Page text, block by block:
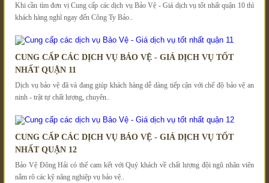
Khi cần tìm đơn vị Cung cấp các dịch vụ Bảo Vệ - Giá dịch vụ tốt nhất quận 10 thì
khách hàng nghĩ ngay đến Công Ty Bảo..
CUNG CẤP CÁC DỊCH VỤ BẢO VỆ - GIÁ DỊCH VỤ TỐT
NHẤT QUẬN 11
Dịch vụ bảo vệ đã và đang giúp khách hàng dễ dàng tiếp cận với chế độ bảo vệ an
ninh - trật tự chất lượng, chuyên..
CUNG CẤP CÁC DỊCH VỤ BẢO VỆ - GIÁ DỊCH VỤ TỐT
NHẤT QUẬN 12
Bảo Vệ Đông Hải có thể cam kết với Quý khách về chất lượng đội ngũ nhân viên
nắm rõ các kỹ năng nghiệp vụ bảo vệ..